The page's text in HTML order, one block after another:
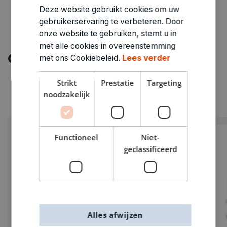
Ontdek meer
Deze website gebruikt cookies om uw
gebruikerservaring te verbeteren. Door
onze website te gebruiken, stemt u in
met alle cookies in overeenstemming
met ons Cookiebeleid. Lees verder
Strikt
noodzakelijk
Prestatie Targeting
Functioneel
Niet-
geclassificeerd
Alles afwijzen